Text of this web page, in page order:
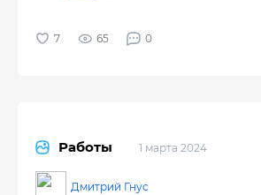
65 0
Работы 1 марта 2024
Дмитрий Гнус